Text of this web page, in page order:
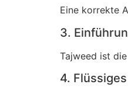
Eine korrekte
3.
Tajweed ist
4.